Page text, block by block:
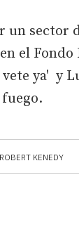
ROBERT KENEDY
un sector
el
ya' y